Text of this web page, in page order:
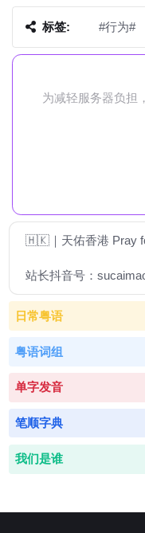
标签: #行为#
🇭🇰｜天佑香港 Pray
站长抖音号：
日常粤语
粤语词组
单字发音
笔顺字典
我们是谁